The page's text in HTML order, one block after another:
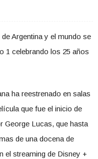
Argentina y el mundo se
1 celebrando los 25 años
ha reestrenado en salas
que fue el inicio de
George Lucas, que hasta
de una docena de
el streaming de Disney +